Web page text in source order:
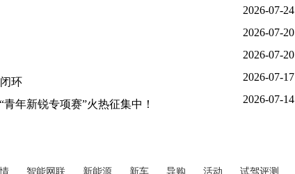
2026-07-24
2026-07-20
2026-07-20
环 2026-07-17
年新锐专项赛”火热征集中！ 2026-07-14
智能网联 新能源 新车 导购 活动 试驾评测